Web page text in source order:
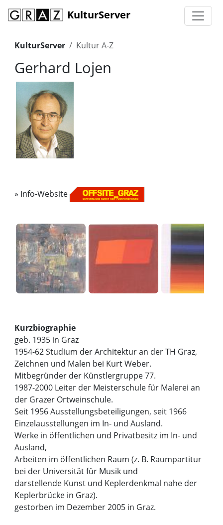
KulturServer
KulturServer Kultur A-Z
Gerhard Lojen
» Info-Website
Kurzbiographie
geb. 1935 in Graz
1954-62 Studium der Architektur an der TH Graz,
Zeichnen und Malen bei Kurt Weber.
Mitbegründer der Künstlergruppe 77.
1987-2000 Leiter der Meisterschule für Malerei an
der Grazer Ortweinschule.
Seit 1956 Ausstellungsbeteiligungen, seit 1966
Einzelausstellungen im In- und Ausland.
Werke in öffentlichen und Privatbesitz im In- und
Ausland,
Arbeiten im öffentlichen Raum (z. B. Raumpartitur
bei der Universität für Musik und
darstellende Kunst und Keplerdenkmal nahe der
Keplerbrücke in Graz).
gestorben im Dezember 2005 in Graz.